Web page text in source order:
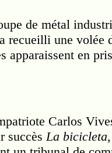
de métal
recueilli une volée
apparaissent en
Carlos
succèsLa bicicleta